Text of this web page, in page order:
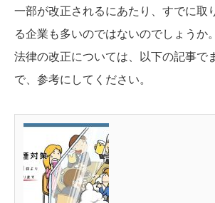
一部が改正されるにあたり、すでに取
る企業も多いのではないのでしょうか。
法律の改正については、以下の記事で
で、参考にしてください。